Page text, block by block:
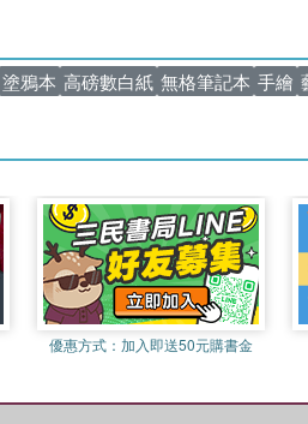
塗鴉本 高磅數白紙 無格筆記本 手繪
優惠方式： 加入即送50元購書金